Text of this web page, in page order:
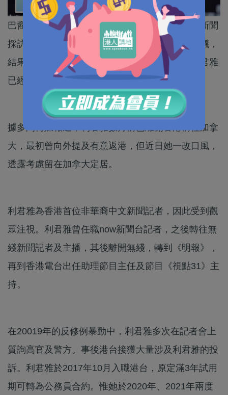
巴裔前港台記者利君雅於反修例期間，曾多次在新聞
採訪中向高官及警方提出尖銳質詢，作風備受爭議，
結果在一片罵聲下不獲續約。近日網上流傳，利君雅
已經抵達加拿大並考慮定居當地。
據多間傳媒報道，利君雅數月前已離開香港前往加拿
大，最初曾向外提及有意返港，但近日她一改口風，
透露考慮留在加拿大定居。
利君雅為香港首位非華裔中文新聞記者，因此受到觀
眾注視。利君雅曾任職now新聞台記者，之後轉往無
綫新聞記者及主播，其後離開無綫，轉到《明報》，
再到香港電台出任助理節目主任及節目《視點31》主
持。
在20019年的反修例暴動中，利君雅多次在記者會上
質詢高官及警方。事後港台接獲大量涉及利君雅的投
訴。利君雅於2017年10月入職港台，原定滿3年試用
期可轉為公務員合約。惟她於2020年、2021年兩度